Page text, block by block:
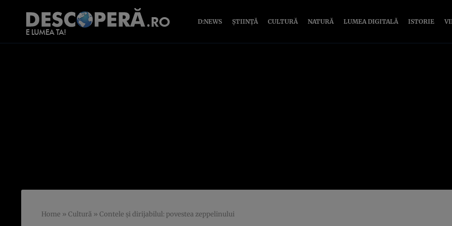
D:NEWS ȘTIINȚĂ CULTURĂ NATURĂ LUMEA DIGITALĂ ISTORIE
Home » Cultură » Contele şi dirijabilul: povestea zeppelinului